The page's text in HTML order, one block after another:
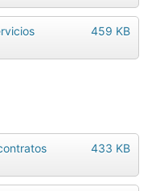
459 KB
433 KB